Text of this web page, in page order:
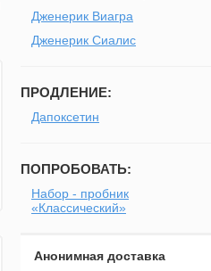
Дженерик Виагра
Дженерик Сиалис
ПРОДЛЕНИЕ:
Дапоксетин
ПОПРОБОВАТЬ:
Набор - пробник
«Классический»
Анонимная доставка